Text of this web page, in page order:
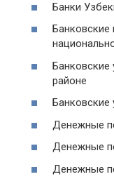
Банки
Банковские
Банковские
районе
Банковские
Денежные
Денежные
Денежные